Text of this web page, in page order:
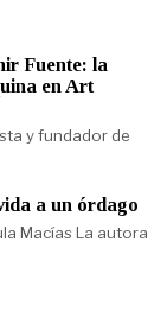
Fuente: la
en Art
y fundador de
a un órdago
Macías La autora